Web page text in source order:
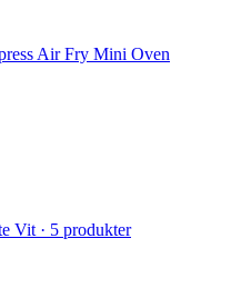
Air Fry Mini Oven
Vit · 5 produkter